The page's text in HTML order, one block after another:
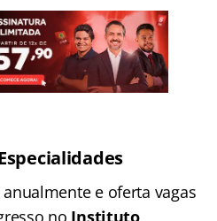
e oferta vagas
no Instituto